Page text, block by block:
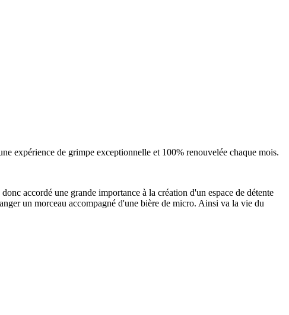
expérience de grimpe exceptionnelle et 100% renouvelée chaque mois.
accordé une grande importance à la création d'un espace de détente
un morceau accompagné d'une bière de micro. Ainsi va la vie du